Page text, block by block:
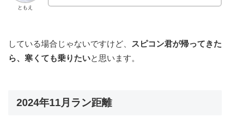
ともえ
している場合じゃないですけど、
スピコン君が帰ってきた
ら、寒くても乗りたいと思います。
2024年11月ラン距離